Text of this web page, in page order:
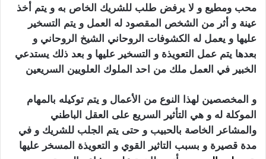
محب ومطيع و لا يرفض طلب للشريك الخاص به و يتم أخذ
عينة و أثر من الشخص المقصود له العمل و يتم التسخير
عليها و يعمل له الكشوفات الروحاني الشيخ الروحاني و
بعدها يتم عمل التعويذة و التسخير عليها و بعد ذلك يستدعي
الخبير في العمل ملك من احد الملوك العلويين السريعين
و المخصصين لهذا النوع من الأعمال و يتم توكيله بالمهام
الموكلة له و هي التأثير السريع على العقل الباطني
والمشاعر الخاصة بالحبيب و حتى يتم الجلب للشريك و في
مدة قصيرة و بسبب التاثير القوي و التعويذة المسخر عليها